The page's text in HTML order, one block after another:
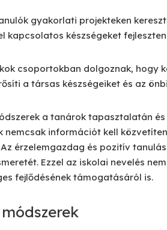
gyakorlati projekteken
kapcsolatos készségeket
csoportokban dolgoznak, hogy
a társas készségeiket és az
a tanárok tapasztalatán
nemcsak információt kell
érzelemgazdag és pozitív
Ezzel az iskolai nevelés
fejlődésének támogatásáról is.